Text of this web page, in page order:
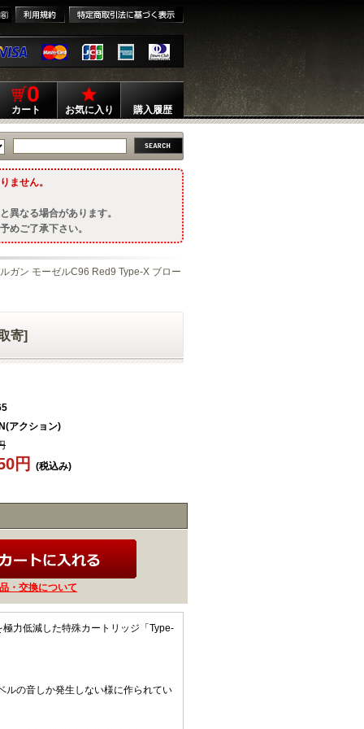
0
カート お気に入り 購入履歴
ません。
異なる場合があります。
めご了承下さい。
ガン モーゼルC96 Red9 Type-X ブロー
寄]
アクション)
円
(税込み)
・交換について
力低減した特殊カートリッジ「Type-
ルの音しか発生しない様に作られてい